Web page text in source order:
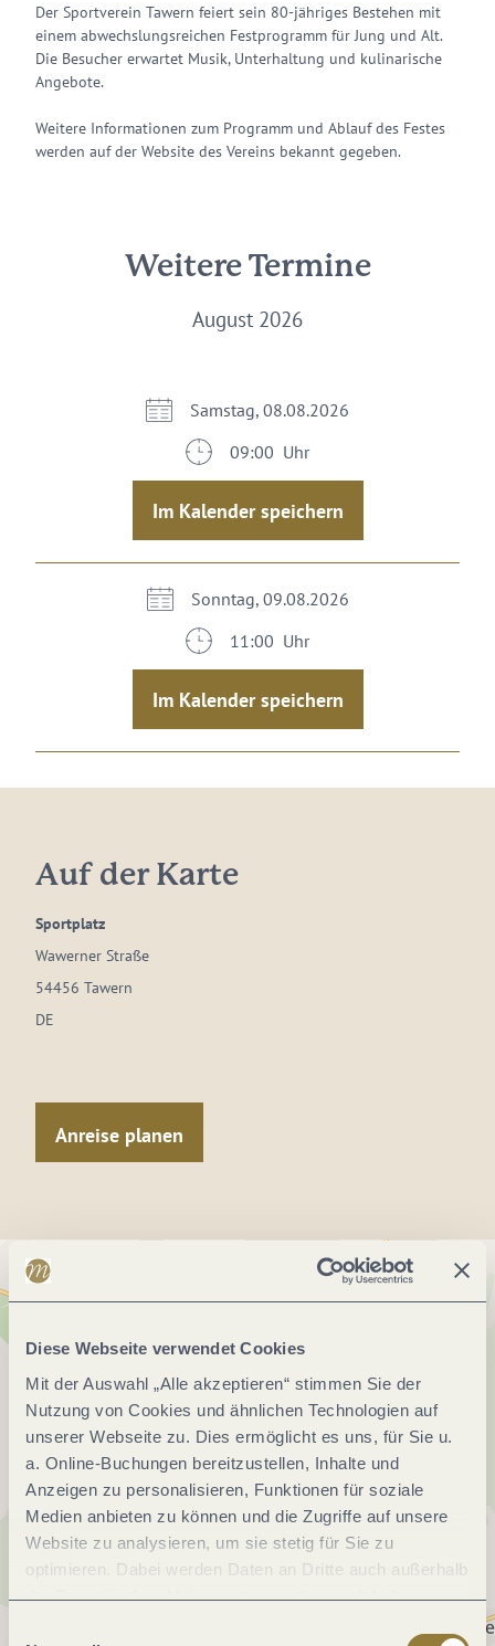
Diese Webseite verwendet Cookies
Mit der Auswahl „Alle akzeptieren“ stimmen Sie der
Nutzung von Cookies und ähnlichen Technologien auf
unserer Webseite zu. Dies ermöglicht es uns, für Sie u.
a. Online-Buchungen bereitzustellen, Inhalte und
Anzeigen zu personalisieren, Funktionen für soziale
Medien anbieten zu können und die Zugriffe auf unsere
Website zu analysieren, um sie stetig für Sie zu
optimieren. Dabei werden Daten an Dritte auch außerhalb
der Europäischen Union weitergegeben und dort
Der Sportverein Tawern feiert sein 80-jähriges Bestehen mit
einem abwechslungsreichen Festprogramm für Jung und Alt.
Die Besucher erwartet Musik, Unterhaltung und kulinarische
Angebote.
Weitere Informationen zum Programm und Ablauf des Festes
werden auf der Website des Vereins bekannt gegeben.
Weitere Termine
August 2026
Samstag, 08.08.2026
09:00 Uhr
Im Kalender speichern
Sonntag, 09.08.2026
11:00 Uhr
Im Kalender speichern
Auf der Karte
Sportplatz
Wawerner Straße
54456 Tawern
DE
Anreise planen